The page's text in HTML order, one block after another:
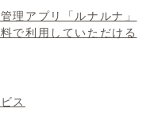
理アプリ「ルナルナ」
で利用していただける
ス